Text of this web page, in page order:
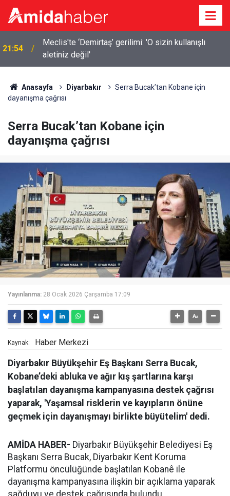
21:18
Elazığ’da 14 bin 894 afet konutu ve iş yeri inşa
edildi
Anasayfa Diyarbakır
Serra Bucak’tan Kobane için
dayanışma çağrısı
Serra Bucak’tan Kobane için
dayanışma çağrısı
Yayınlanma: 28 Ocak 2026 Çarşamba 17:09
Kaynak: Haber Merkezi
Diyarbakır Büyükşehir Eş Başkanı Serra Bucak,
Kobane’deki abluka ve ağır kış şartlarına karşı
başlatılan dayanışma kampanyasına destek çağrısı
yaparak, 'Yaşamsal risklerin ve kayıpların önüne
geçmek için dayanışmayı birlikte büyütelim' dedi.
AMİDA HABER- Diyarbakır Büyükşehir Belediyesi Eş
Başkanı Serra Bucak, Diyarbakır Kent Koruma
Platformu öncülüğünde başlatılan Kobanê ile
dayanışma kampanyasına ilişkin bir açıklama yaparak
sağduyu ve destek çağrısında bulundu.